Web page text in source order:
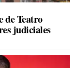
de Teatro
judiciales